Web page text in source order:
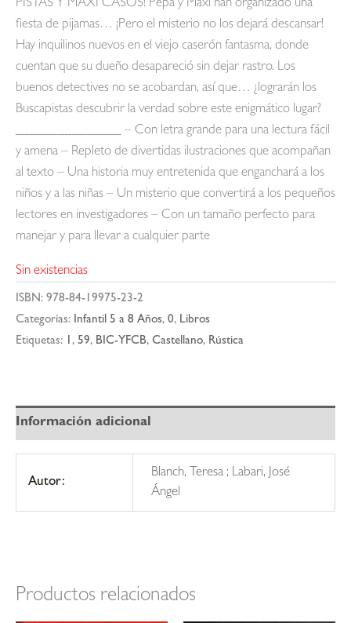
PISTAS Y MAXI CASOS! Pepa y Maxi han organizado una
fiesta de pijamas… ¡Pero el misterio no los dejará descansar!
Hay inquilinos nuevos en el viejo caserón fantasma, donde
cuentan que su dueño desapareció sin dejar rastro. Los
buenos detectives no se acobardan, así que… ¿lograrán los
Buscapistas descubrir la verdad sobre este enigmático lugar?
_______________ – Con letra grande para una lectura fácil
y amena – Repleto de divertidas ilustraciones que acompañan
al texto – Una historia muy entretenida que enganchará a los
niños y a las niñas – Un misterio que convertirá a los pequeños
lectores en investigadores – Con un tamaño perfecto para
manejar y para llevar a cualquier parte
Sin existencias
ISBN: 978-84-19975-23-2
Categorías: Infantil 5 a 8 Años, 0, Libros
Etiquetas: 1 , 59, BIC-YFCB, Castellano, Rústica
Información adicional
Autor:
Blanch, Teresa ; Labari, José
Ángel
Productos relacionados